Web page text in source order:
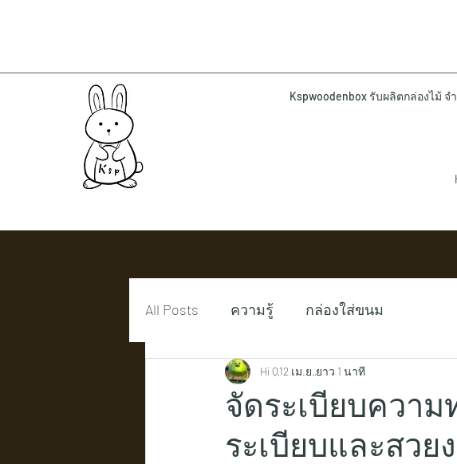
Kspwoodenbox รับผลิตกล่องไม้
All Posts ความรู้ กล่องใส่ขนม
จัดระเบียบควา
ระเบียบและสว
Hi Q12 เม.ย. ยาว 1 นาที